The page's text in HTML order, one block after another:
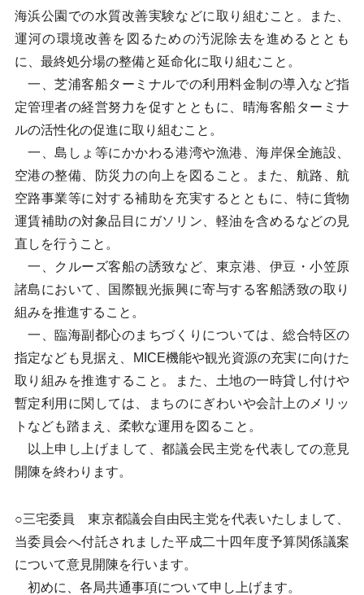
海浜公園での水質改善実験などに取り組むこと。また、
運河の環境改善を図るための汚泥除去を進めるととも
に、最終処分場の整備と延命化に取り組むこと。
一、芝浦客船ターミナルでの利用料金制の導入など指
定管理者の経営努力を促すとともに、晴海客船ターミナ
ルの活性化の促進に取り組むこと。
一、島しょ等にかかわる港湾や漁港、海岸保全施設、
空港の整備、防災力の向上を図ること。また、航路、航
空路事業等に対する補助を充実するとともに、特に貨物
運賃補助の対象品目にガソリン、軽油を含めるなどの見
直しを行うこと。
一、クルーズ客船の誘致など、東京港、伊豆・小笠原
諸島において、国際観光振興に寄与する客船誘致の取り
組みを推進すること。
一、臨海副都心のまちづくりについては、総合特区の
指定なども見据え、MICE機能や観光資源の充実に向けた
取り組みを推進すること。また、土地の一時貸し付けや
暫定利用に関しては、まちのにぎわいや会計上のメリッ
トなども踏まえ、柔軟な運用を図ること。
以上申し上げまして、都議会民主党を代表しての意見
開陳を終わります。
○三宅委員 東京都議会自由民主党を代表いたしまして、
当委員会へ付託されました平成二十四年度予算関係議案
について意見開陳を行います。
初めに、各局共通事項について申し上げます。